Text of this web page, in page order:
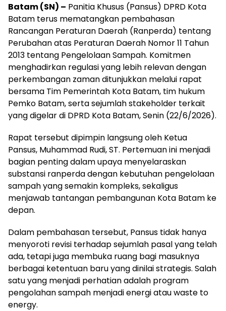
Batam (SN) – Panitia Khusus (Pansus) DPRD Kota
Batam terus mematangkan pembahasan
Rancangan Peraturan Daerah (Ranperda) tentang
Perubahan atas Peraturan Daerah Nomor 11 Tahun
2013 tentang Pengelolaan Sampah. Komitmen
menghadirkan regulasi yang lebih relevan dengan
perkembangan zaman ditunjukkan melalui rapat
bersama Tim Pemerintah Kota Batam, tim hukum
Pemko Batam, serta sejumlah stakeholder terkait
yang digelar di DPRD Kota Batam, Senin (22/6/2026).
Rapat tersebut dipimpin langsung oleh Ketua
Pansus, Muhammad Rudi, ST. Pertemuan ini menjadi
bagian penting dalam upaya menyelaraskan
substansi ranperda dengan kebutuhan pengelolaan
sampah yang semakin kompleks, sekaligus
menjawab tantangan pembangunan Kota Batam ke
depan.
Dalam pembahasan tersebut, Pansus tidak hanya
menyoroti revisi terhadap sejumlah pasal yang telah
ada, tetapi juga membuka ruang bagi masuknya
berbagai ketentuan baru yang dinilai strategis. Salah
satu yang menjadi perhatian adalah program
pengolahan sampah menjadi energi atau waste to
energy.